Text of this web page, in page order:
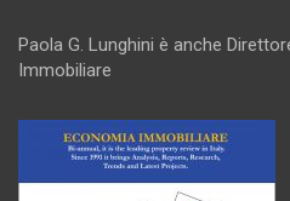
Paola G. Lunghini è anche
Immobiliare